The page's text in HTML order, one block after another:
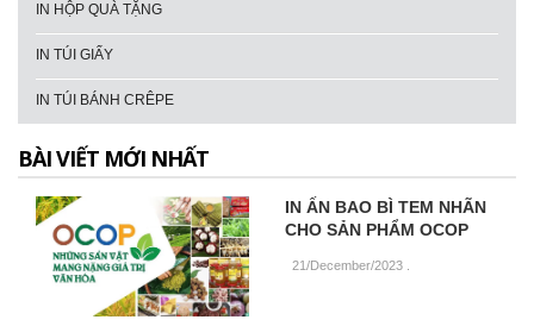
IN HỘP QUÀ TẶNG
IN TÚI GIẤY
IN TÚI BÁNH CRÊPE
BÀI VIẾT MỚI NHẤT
IN ẤN BAO BÌ TEM NHÃN
CHO SẢN PHẨM OCOP
21/December/2023